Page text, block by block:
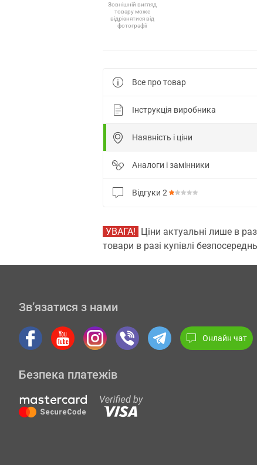
Зовнішній вигляд
товару може
відрізнятися від
фотографії
Все про товар
Інструкція виробника
Наявність і ціни
Аналоги і замінники
Відгуки 2
УВАГА! Ціни актуальні лише в
товари в разі купівлі
Зв’язатися з нами
Онлайн чат
Безпека платежів